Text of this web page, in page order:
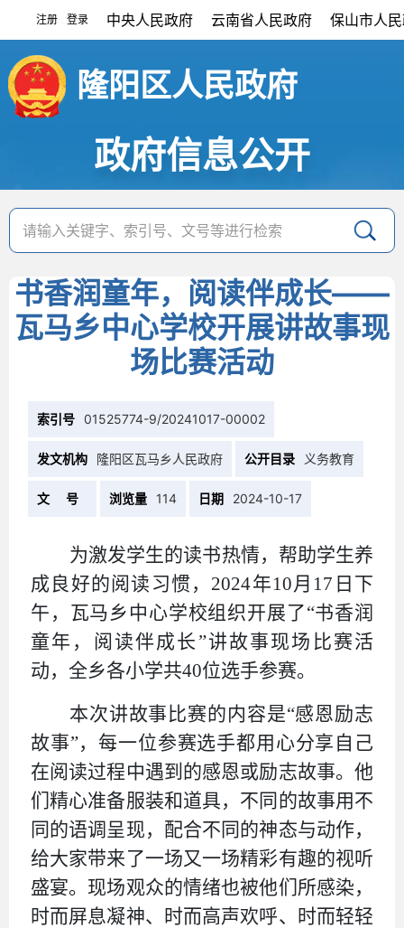
注册 登录 中央人民政府 云南省人民政府 保山市人
隆阳区人民政府
政府信息公开
书香润童年，阅读伴成长——
瓦马乡中心学校开展讲故事现
场比赛活动
索引号 01525774-9/20241017-00002
发文机构 隆阳区瓦马乡人民政府 公开目录 义务教育
文 号 浏览量 114 日期 2024-10-17
为激发学生的读书热情，帮助学生养
成良好的阅读习惯， 2024年10月17日下
午，瓦马乡中心学校组织开展了“书香润
童年，阅读伴成长”讲故事现场比赛活
动，全乡各小学共40位选手参赛。
本次讲故事比赛的内容是“感恩励志
故事”，每一位参赛选手都用心分享自己
在阅读过程中遇到的感恩或励志故事。他
们精心准备服装和道具，不同的故事用不
同的语调呈现，配合不同的神态与动作，
给大家带来了一场又一场精彩有趣的视听
盛宴。现场观众的情绪也被他们所感染，
时而屏息凝神、时而高声欢呼、时而轻轻